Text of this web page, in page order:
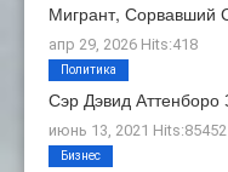
Мигрант, Сорвавший
апр 29, 2026 Hits:418
Сэр Дэвид
июнь 13, 2021 Hits:85452
Политика
Бизнес